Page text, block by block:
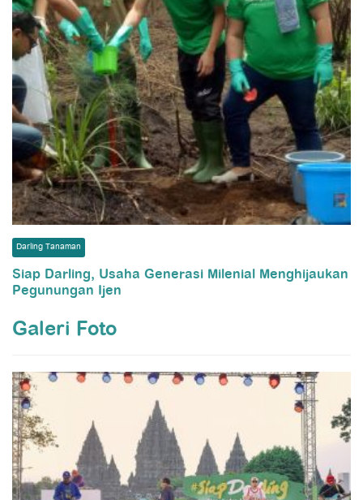
Darling Tanaman
Siap Darling, Usaha Generasi Milenial Menghijaukan
Pegunungan Ijen
Galeri Foto